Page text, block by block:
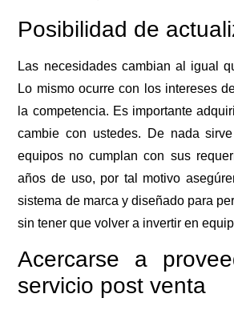
Posibilidad de
Las necesidades cambian al igual
Lo mismo ocurre con los intereses
la competencia. Es importante
cambie con ustedes. De nada
equipos no cumplan con sus
años de uso, por tal motivo
sistema de marca y diseñado para
sin tener que volver a invertir en
Acercarse a
servicio post venta